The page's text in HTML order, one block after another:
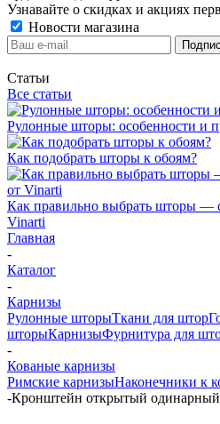
Узнавайте о скидках и акциях
Новости магазина
Статьи
Все статьи
Рулонные шторы: особенности и
Как подобрать шторы к обоям?
Как правильно выбрать шторы —
Vinarti
Главная
-
Каталог
-
Карнизы
Рулонные шторыТкани для штор
шторыКарнизыФурнитура для
-
Кованые карнизы
Римские карнизыНаконечники к
-Кронштейн открытый